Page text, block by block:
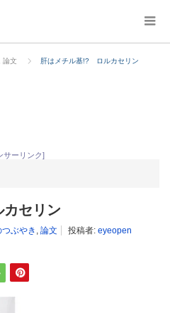
論文 肝はメチル基!? ロルカセリン
サーリンク]
セリン
ぶやき , 論文 投稿者: eyeopen